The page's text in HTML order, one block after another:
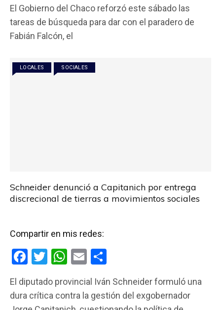
ce
b
o
k
tt
er
at
s
p
p
ail m
p
El Gobierno del Chaco reforzó este sábado las
tareas de búsqueda para dar con el paradero de
Fabián Falcón, el
LOCALES SOCIALES
Schneider denunció a Capitanich por entrega
discrecional de tierras a movimientos sociales
Compartir en mis redes:
F
ce
b
T
tt
er
W
at
s
E
ail m
p
El diputado provincial Iván Schneider formuló una
dura crítica contra la gestión del exgobernador